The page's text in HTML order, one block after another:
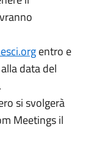
entro e
data del
si svolgerà
Meetings il